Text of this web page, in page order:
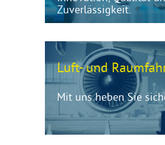
Zuverlässigkeit.
Luft- und
Mit uns heben Sie